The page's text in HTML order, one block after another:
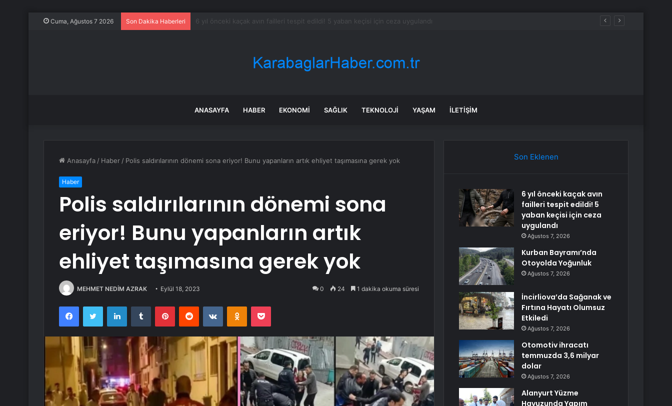
Cuma, Ağustos 7 2026 Son Dakika Haberleri Kurban Bayramı’nda Otoyolda Yoğunluk
ANASAYFA HABER EKONOMI SAĞLIK TEKNOLOJI YAŞAM İLETIŞIM
Anasayfa / Haber / Polis saldırılarının dönemi sona eriyor! Bunu yapanların artık ehliyet taşımasına gerek yok
Haber
Polis saldırılarının dönemi sona
eriyor! Bunu yapanların artık
ehliyet taşımasına gerek yok
MEHMET NEDİM AZRAK Eylül 18, 2023 0 24 1 dakika okuma süresi
FacebookTwitter LinkedInTumblr PinterestReddit VKontakteOdnoklassniki
Pocket
Son Eklenen
6 yıl önceki kaçak avın
failleri tespit edildi! 5
yaban keçisi için ceza
uygulandı
Ağustos 7, 2026
Kurban Bayramı’nda
Otoyolda Yoğunluk
Ağustos 7, 2026
İncirliova’da Sağanak ve
Fırtına Hayatı Olumsuz
Etkiledi
Ağustos 7, 2026
Otomotiv ihracatı
temmuzda 3,6 milyar
dolar
Ağustos 7, 2026
Alanyurt Yüzme
Havuzunda Yapım